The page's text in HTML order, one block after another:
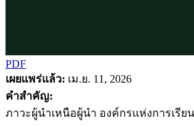
PDF
เผยแพร่แล้ว: เม.ย. 11, 2026
คำสำคัญ:
ภาวะผู้นำเหนือผู้นำ องค์กรแห่งการเรี